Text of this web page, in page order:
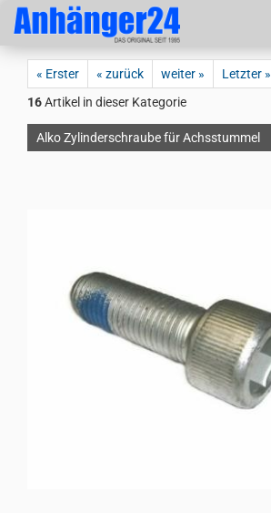
« Erster « zurück weiter »
Letzter »
16Artikel in dieser Kategorie
Alko Zylinderschraube für Achsstummel